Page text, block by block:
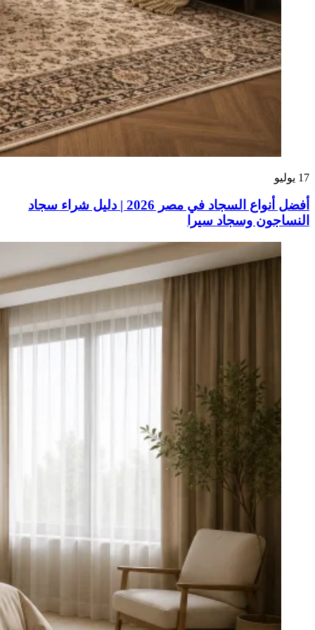
17 يوليو
أفضل أنواع السجاد في مصر 2026 | دليل شراء سجاد
النساجون وسجاد سيرا